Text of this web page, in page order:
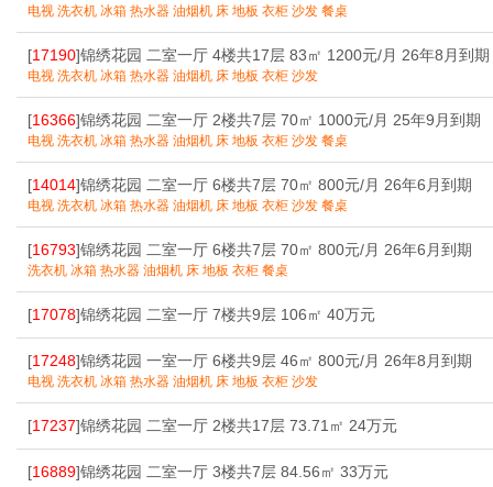
电视 洗衣机 冰箱 热水器 油烟机 床 地板 衣柜 沙发 餐桌
[17190]锦绣花园 二室一厅 4楼共17层 83㎡ 1200元/月 26年8月到期
电视 洗衣机 冰箱 热水器 油烟机 床 地板 衣柜 沙发
[16366]锦绣花园 二室一厅 2楼共7层 70㎡ 1000元/月 25年9月到期
电视 洗衣机 冰箱 热水器 油烟机 床 地板 衣柜 沙发 餐桌
[14014]锦绣花园 二室一厅 6楼共7层 70㎡ 800元/月 26年6月到期
电视 洗衣机 冰箱 热水器 油烟机 床 地板 衣柜 沙发 餐桌
[16793]锦绣花园 二室一厅 6楼共7层 70㎡ 800元/月 26年6月到期
洗衣机 冰箱 热水器 油烟机 床 地板 衣柜 餐桌
[17078]锦绣花园 二室一厅 7楼共9层 106㎡ 40万元
[17248]锦绣花园 一室一厅 6楼共9层 46㎡ 800元/月 26年8月到期
电视 洗衣机 冰箱 热水器 油烟机 床 地板 衣柜 沙发
[17237]锦绣花园 二室一厅 2楼共17层 73.71㎡ 24万元
[16889]锦绣花园 二室一厅 3楼共7层 84.56㎡ 33万元